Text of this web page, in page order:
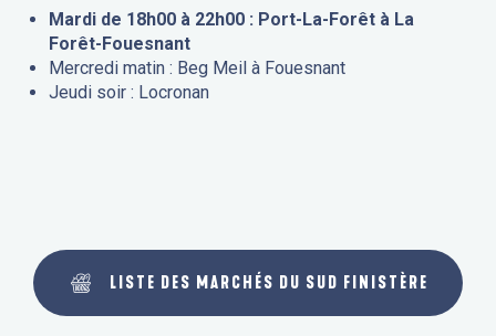
Mardi de 18h00 à 22h00 : Port-La-Forêt à La
Forêt-Fouesnant
Mercredi matin : Beg Meil à Fouesnant
Jeudi soir : Locronan
LISTE DES MARCHÉS DU SUD FINISTÈRE